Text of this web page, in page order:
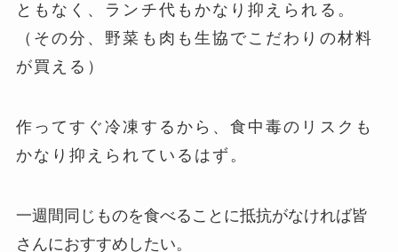
ともなく、ランチ代もかなり抑えられる。
（その分、野菜も肉も生協でこだわりの材料
が買える）
作ってすぐ冷凍するから、食中毒のリスクも
かなり抑えられているはず。
一週間同じものを食べることに抵抗がなければ皆
さんにおすすめしたい。